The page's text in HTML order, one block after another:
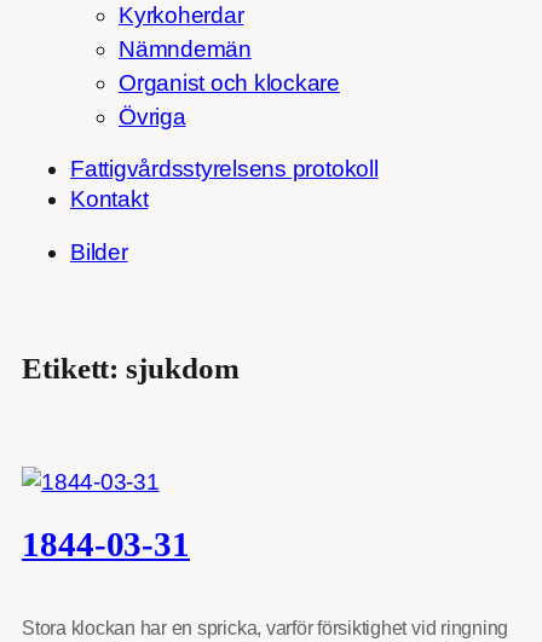
Kyrkoherdar
Nämndemän
Organist och klockare
Övriga
Fattigvårdsstyrelsens protokoll
Kontakt
Bilder
Etikett:sjukdom
1844-03-31
Stora klockan har en spricka, varför försiktighet vid ringning